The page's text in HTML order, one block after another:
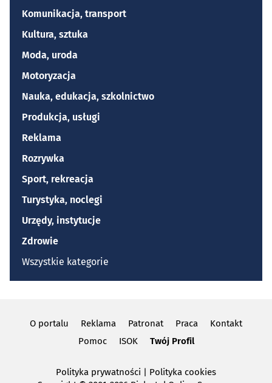
Komunikacja, transport
Kultura, sztuka
Moda, uroda
Motoryzacja
Nauka, edukacja, szkolnictwo
Produkcja, usługi
Reklama
Rozrywka
Sport, rekreacja
Turystyka, noclegi
Urzędy, instytucje
Zdrowie
Wszystkie kategorie
O portalu Reklama Patronat Praca
Kontakt
Pomoc
ISOK Twój Profil
Polityka prywatności
Polityka cookies